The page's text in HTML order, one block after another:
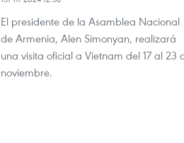
El presidente de la Asamblea Nacional
de Armenia, Alen Simonyan, realizará
una visita oficial a Vietnam del 17 al 23
noviembre.